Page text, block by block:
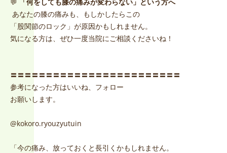
あなたの膝の痛みも、もしかしたらこの
「股関節のロック」が原因かもしれません。
気になる方は、ぜひ一度当院にご相談くださいね！
〓〓〓〓〓〓〓〓〓〓〓〓〓〓〓〓〓〓〓〓〓〓〓〓
参考になった方はいいね、フォロー
お願いします。
@kokoro.ryouzyutuin
「今の痛み、放っておくと長引くかもしれません。